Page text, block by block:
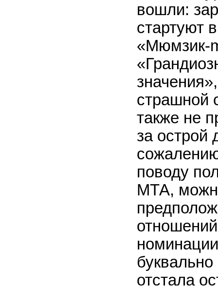
вошли:
стартуют
«Мюмзик-
страшной
также не
за острой
поводу
МТА,
отстала